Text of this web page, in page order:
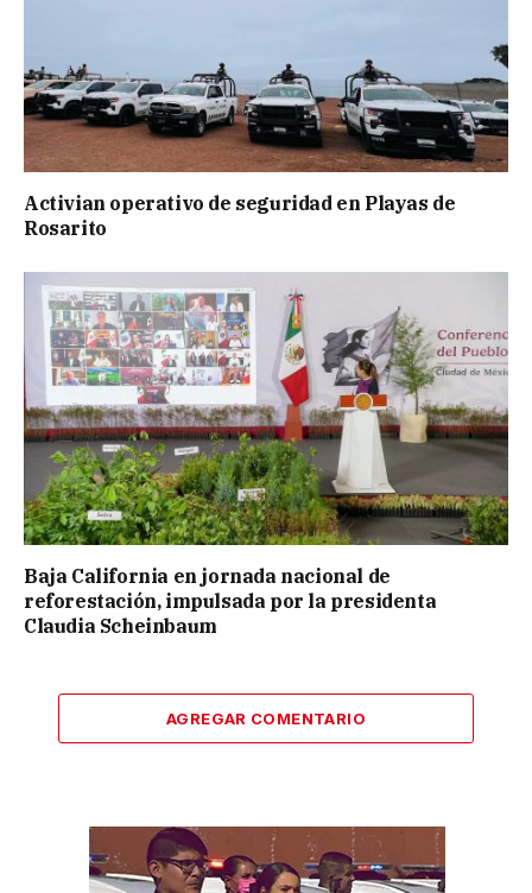
Activian operativo de seguridad en Playas de
Rosarito
Baja California en jornada nacional de
reforestación, impulsada por la presidenta
Claudia Scheinbaum
AGREGAR COMENTARIO